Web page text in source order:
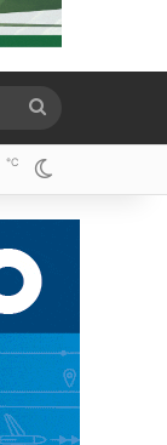
for
℃